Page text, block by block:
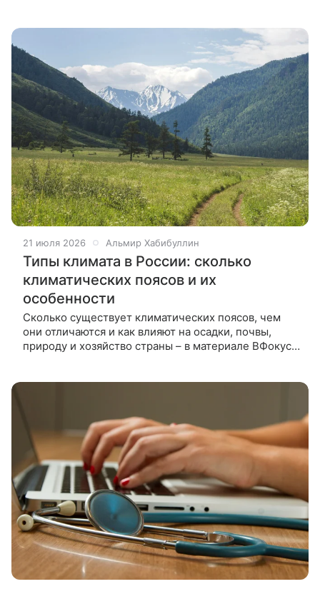
21 июля 2026 Альмир Хабибуллин
Типы климата в России: сколько
климатических поясов и их
особенности
Сколько существует климатических поясов, чем
они отличаются и как влияют на осадки, почвы,
природу и хозяйство страны – в материале ВФокусе